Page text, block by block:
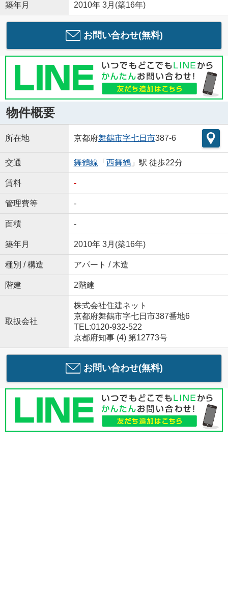
築年月 2010年 3月(築16年)
お問い合わせ(無料)
物件概要
所在地 京都府舞鶴市字七日市387-6
交通 舞鶴線 「 西舞鶴」駅 徒歩22分
賃料 -
管理費等 -
面積 -
築年月 2010年 3月(築16年)
種別 / 構造 アパート / 木造
階建 2階建
取扱会社
株式会社住建ネット
京都府舞鶴市字七日市387番地6
TEL:0120-932-522
京都府知事 (4) 第12773号
お問い合わせ(無料)